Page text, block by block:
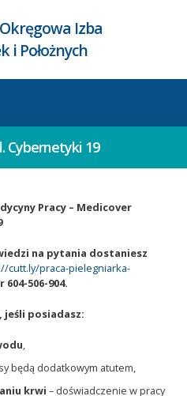
Izba
i Położnych
Cybernetyki 19
Pracy – Medicover
na pytania dostaniesz
cutt.ly/praca-pielegniarka-
506-904.
jeśli posiadasz:
,
będą dodatkowym atutem,
krwi – doświadczenie w pracy